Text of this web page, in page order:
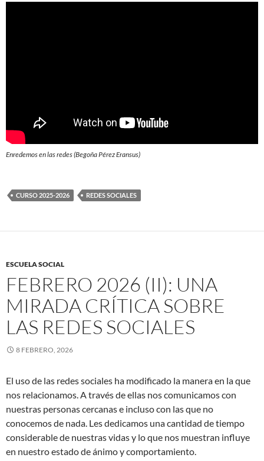
Enredemos en las redes (Begoña Pérez Eransus)
CURSO 2025-2026 REDES SOCIALES
ESCUELA SOCIAL
FEBRERO 2026 (II): UNA
MIRADA CRÍTICA SOBRE
LAS REDES SOCIALES
8 FEBRERO, 2026
El uso de las redes sociales ha modificado la manera en la que
nos relacionamos. A través de ellas nos comunicamos con
nuestras personas cercanas e incluso con las que no
conocemos de nada. Les dedicamos una cantidad de tiempo
considerable de nuestras vidas y lo que nos muestran influye
en nuestro estado de ánimo y comportamiento.